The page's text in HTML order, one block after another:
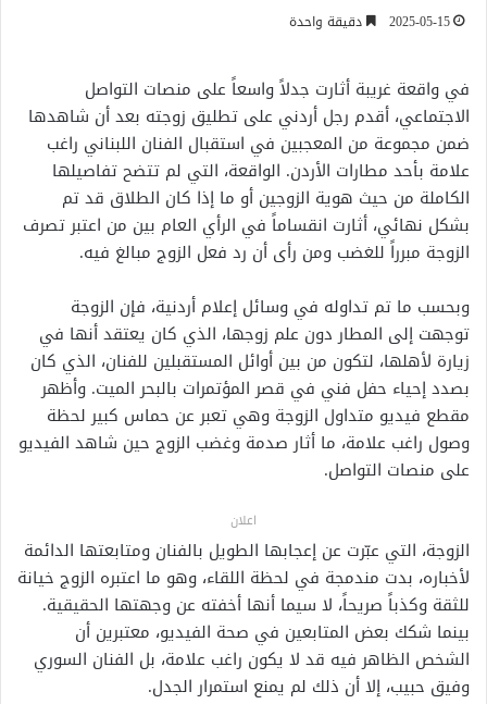
2025-05-15 دقيقة واحدة
في واقعة غريبة أثارت جدلاً واسعاً على منصات التواصل
الاجتماعي، أقدم رجل أردني على تطليق زوجته بعد أن شاهدها
ضمن مجموعة من المعجبين في استقبال الفنان اللبناني راغب
علامة بأحد مطارات الأردن. الواقعة، التي لم تتضح تفاصيلها
الكاملة من حيث هوية الزوجين أو ما إذا كان الطلاق قد تم
بشكل نهائي، أثارت انقساماً في الرأي العام بين من اعتبر تصرف
الزوجة مبرراً للغضب ومن رأى أن رد فعل الزوج مبالغ فيه.
وبحسب ما تم تداوله في وسائل إعلام أردنية، فإن الزوجة
توجهت إلى المطار دون علم زوجها، الذي كان يعتقد أنها في
زيارة لأهلها، لتكون من بين أوائل المستقبلين للفنان، الذي كان
بصدد إحياء حفل فني في قصر المؤتمرات بالبحر الميت. وأظهر
مقطع فيديو متداول الزوجة وهي تعبر عن حماس كبير لحظة
وصول راغب علامة، ما أثار صدمة وغضب الزوج حين شاهد الفيديو
على منصات التواصل.
اعلان
الزوجة، التي عبّرت عن إعجابها الطويل بالفنان ومتابعتها الدائمة
لأخباره، بدت مندمجة في لحظة اللقاء، وهو ما اعتبره الزوج خيانة
للثقة وكذباً صريحاً، لا سيما أنها أخفته عن وجهتها الحقيقية.
بينما شكك بعض المتابعين في صحة الفيديو، معتبرين أن
الشخص الظاهر فيه قد لا يكون راغب علامة، بل الفنان السوري
وفيق حبيب، إلا أن ذلك لم يمنع استمرار الجدل.